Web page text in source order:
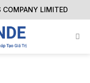
COMPANY LIMITED